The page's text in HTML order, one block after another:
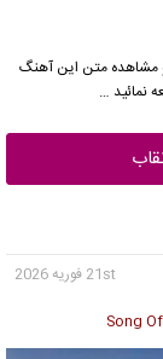
کیفیت ۱۲۸ و ۳۲۰ و مشاهده متن این آهنگ
نمائید …
21st فوریه 2026
Song Of